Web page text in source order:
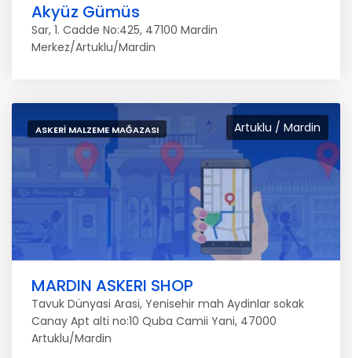
Akyüz Gümüs
Sar, 1. Cadde No:425, 47100 Mardin
Merkez/Artuklu/Mardin
Artuklu / Mardin
ASKERI MALZEME MAĞAZASI
MARDIN ASKERI SHOP
Tavuk Dünyasi Arasi, Yenisehir mah Aydinlar sokak
Canay Apt alti no:10 Quba Camii Yani, 47000
Artuklu/Mardin